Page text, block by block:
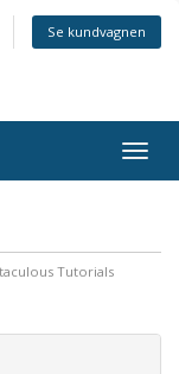
Se kundvagnen
Tutorials